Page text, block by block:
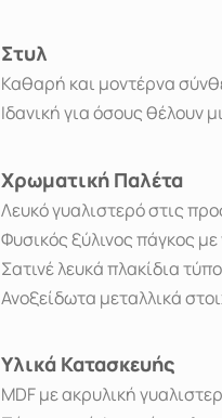
Στυλ
Καθαρή και μοντέρνα
Ιδανική για όσους θέλουν
Χρωματική Παλέτα
Λευκό γυαλιστερό στις
Φυσικός ξύλινος πάγκος
Σατινέ λευκά πλακίδια
Ανοξείδωτα μεταλλικά
Υλικά Κατασκευής
MDF με ακρυλική